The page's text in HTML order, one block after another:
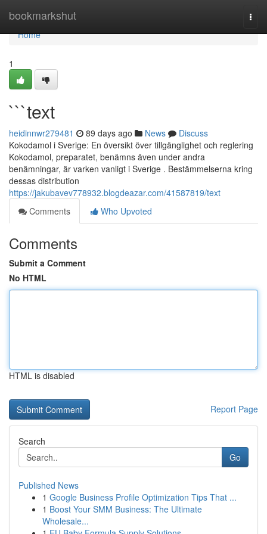
bookmarkshut
Home
Home
1
```text
heidinnwr279481 89 days ago News
Discuss
Kokodamol i Sverige: En översikt över tillgänglighet och reglering
Kokodamol, preparatet, benämns även under andra
benämningar, är varken vanligt i Sverige . Bestämmelserna kring
dessas distribution
https://jakubavev778932.blogdeazar.com/41587819/text
Comments
Who Upvoted
Comments
Submit a Comment
No HTML
HTML is disabled
Report Page
Search
Go
Published News
1 Google Business Profile Optimization Tips That ...
1 Boost Your SMM Business: The Ultimate
Wholesale...